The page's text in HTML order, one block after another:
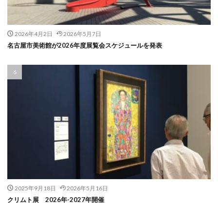
2026年4月2日 2026年5月7日
名古屋市美術館が2026年度展覧会スケジュールを発表
2025年9月18日 2026年5月16日
クリムト展 2026年-2027年開催